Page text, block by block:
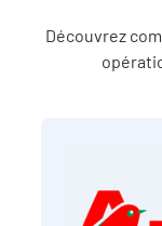
Découvrez